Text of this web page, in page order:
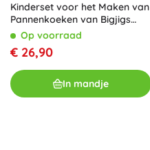
Kinderset voor het Maken van
Pannenkoeken van Bigjigs
ToysOp voorraad
€ 26,90
In mandje